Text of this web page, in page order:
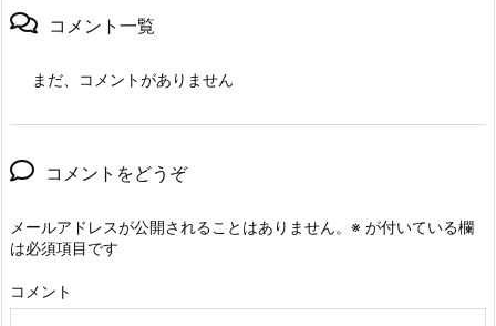
コメント一覧
まだ、コメントがありません
コメントをどうぞ
メールアドレスが公開されることはありません。 ※ が付いている欄
は必須項目です
コメント